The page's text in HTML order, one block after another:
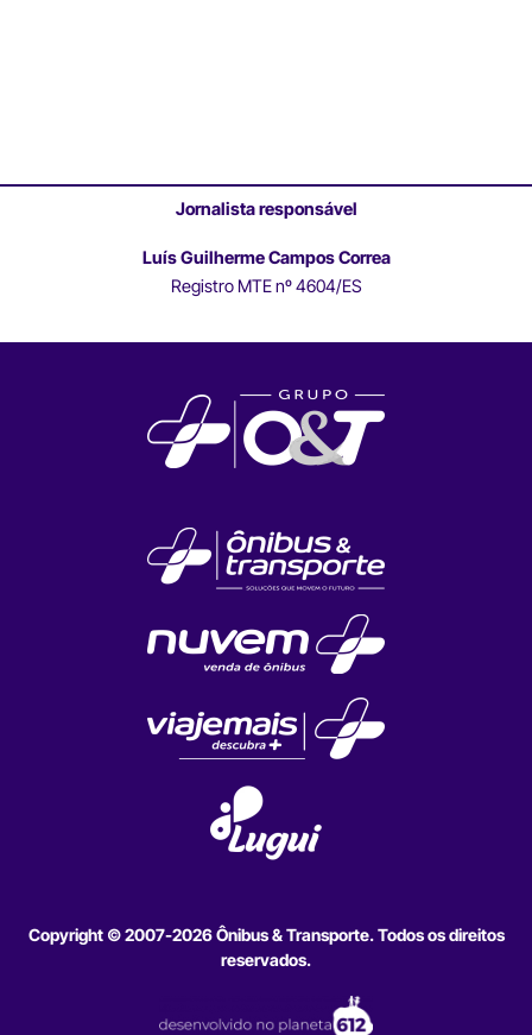
Jornalista responsável
Luís Guilherme Campos Correa
Registro MTE nº 4604/ES
Copyright © 2007-2026 Ônibus & Transporte. Todos os direitos
reservados.